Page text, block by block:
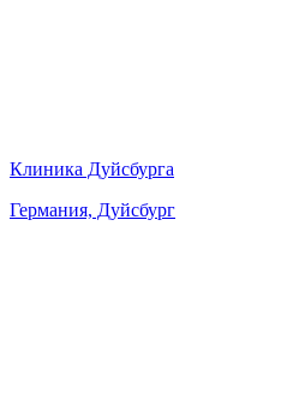
Клиника Дуйсбурга
Германия, Дуйсбург